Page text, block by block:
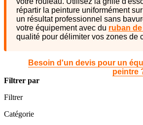
répartir la peinture uniformément
un résultat professionnel sans
votre équipement avec du ruban
qualité pour délimiter vos zones de
Besoin d'un devis pour un
peintre
Filtrer par
Filtrer
Catégorie